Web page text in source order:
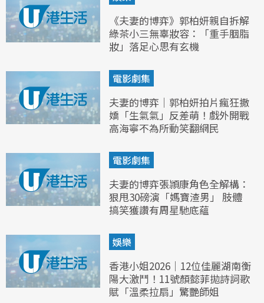
《夫妻的博弈》郭柏妍親自拆解
綠茶小三無辜妝容：「重手胭脂
妝」落足心思有玄機
電影劇集
夫妻的博弈｜郭柏妍拍片瘋狂撒
嬌「生氣氣」反差萌！戲外開戰
高海寧不為所動笑翻網民
電影劇集
夫妻的博弈張頴康角色全解構：
狠甩30磅演「媽寶渣男」 肢體
搞笑獲讚有周星馳底蘊
娛樂
香港小姐2026｜12位佳麗湖南衡
陽大激鬥！11號顏懿菲拋詩詞歌
賦「溫柔拉扇」驚艷師姐